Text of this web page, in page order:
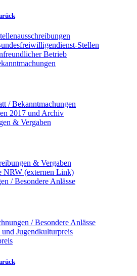
Stellen
Betrieb
/ Bekanntmachungen
2017 und Archiv
& Vergaben
& Vergaben
NRW (externen Link)
/ Besondere Anlässe
/ Besondere Anlässe
Jugendkulturpreis